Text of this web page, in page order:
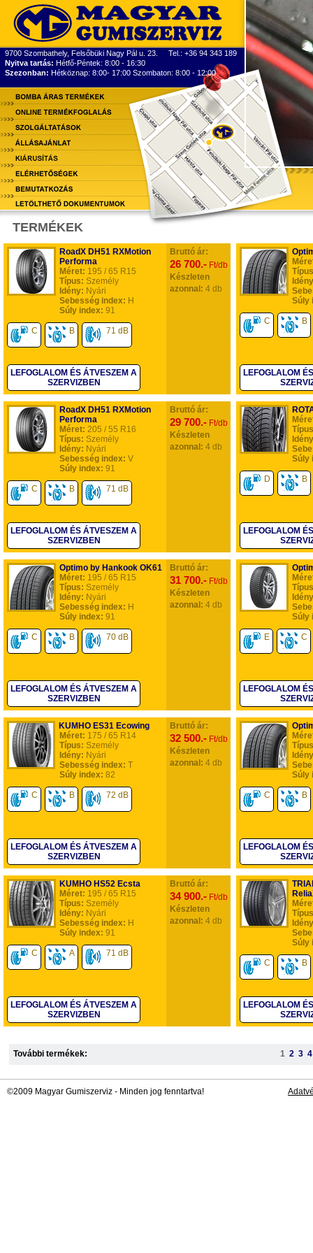
9700 Szombathely, Felsőbüki Nagy Pál u. 23. Tel.: +36 94 343 189
Nyitva tartás: Hétfő-Péntek: 8:00 - 16:30
Szezonban: Hétköznap: 8:00- 17:00 Szombaton: 8:00 - 12:00
TERMÉKEK
RoadX DH51 RXMotion
Performa
Méret: 195 / 65 R15
Típus: Személy
Idény: Nyári
Sebesség index: H
Súly index: 91
C B 71 dB
LEFOGLALOM ÉS ÁTVESZEM A
SZERVIZBEN
Bruttó ár:
26 700.- Ft/db
Készleten
azonnal: 4 db
Súly
C B
LEFOGLALOM
RoadX DH51 RXMotion
Performa
Méret: 205 / 55 R16
Típus: Személy
Idény: Nyári
Sebesség index: V
Súly index: 91
C B 71 dB
LEFOGLALOM ÉS ÁTVESZEM A
SZERVIZBEN
Bruttó ár:
29 700.- Ft/db
Készleten
azonnal: 4 db
Súly
D B
LEFOGLALOM
Optimo by Hankook OK61
Méret: 195 / 65 R15
Típus: Személy
Idény: Nyári
Sebesség index: H
Súly index: 91
C B 70 dB
LEFOGLALOM ÉS ÁTVESZEM A
SZERVIZBEN
Bruttó ár:
31 700.- Ft/db
Készleten
azonnal: 4 db
Súly
E C
LEFOGLALOM
KUMHO ES31 Ecowing
Méret: 175 / 65 R14
Típus: Személy
Idény: Nyári
Sebesség index: T
Súly index: 82
C B 72 dB
LEFOGLALOM ÉS ÁTVESZEM A
SZERVIZBEN
Bruttó ár:
32 500.- Ft/db
Készleten
azonnal: 4 db
Súly
C B
LEFOGLALOM
KUMHO HS52 Ecsta
Méret: 195 / 65 R15
Típus: Személy
Idény: Nyári
Sebesség index: H
Súly index: 91
C A 71 dB
LEFOGLALOM ÉS ÁTVESZEM A
SZERVIZBEN
Bruttó ár:
34 900.- Ft/db
Készleten
azonnal: 4 db
Súly
C B
LEFOGLALOM
További termékek: 1 2 3 4
©2009 Magyar Gumiszerviz - Minden jog fenntartva!